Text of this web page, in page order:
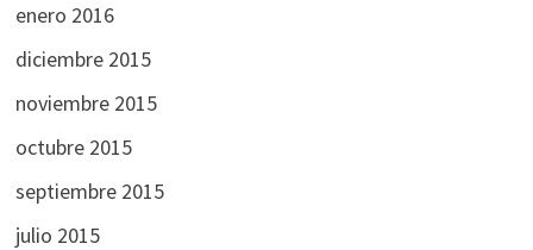
enero 2016
diciembre 2015
noviembre 2015
octubre 2015
septiembre 2015
julio 2015